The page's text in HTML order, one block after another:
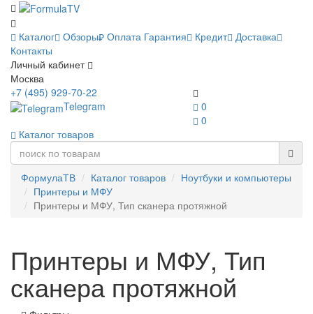
Каталог Обзоры Оплата Гарантия Кредит Доставка
Контакты
Личный кабинет
Москва
0
0
+7 (495) 929-70-22
Telegram
Каталог товаров
ФормулаТВ Каталог товаров
Ноутбуки и компьютеры
Принтеры и МФУ
Принтеры и МФУ, Тип сканера протяжной
Принтеры и МФУ, Тип
сканера протяжной